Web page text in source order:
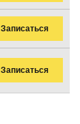
Записаться
Записаться